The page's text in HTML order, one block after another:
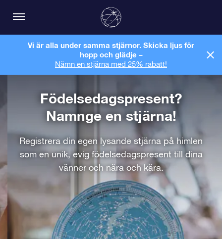
Vi är alla under samma stjärnor. Skicka ljus för
hopp och glädje –
Nämn en stjärna med 25% rabatt!
Födelsedagspresent?
Namnge en stjärna!
Registrera din egen lysande stjärna på himlen
som en unik, evig födelsedagspresent till dina
vänner och nära och kära.